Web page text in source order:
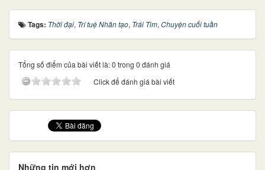
Tags: Thời đại, Trí tuệ Nhân tạo, Trái Tim, Chuyện cuối tuần
Tổng số điểm của bài viết là: 0 trong 0 đánh giá
Click để đánh giá bài viết
Những tin mới hơn